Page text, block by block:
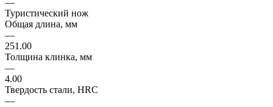
Туристический нож
Общая длина, мм
—
251.00
Толщина клинка, мм
—
4.00
Твердость стали, HRC
—